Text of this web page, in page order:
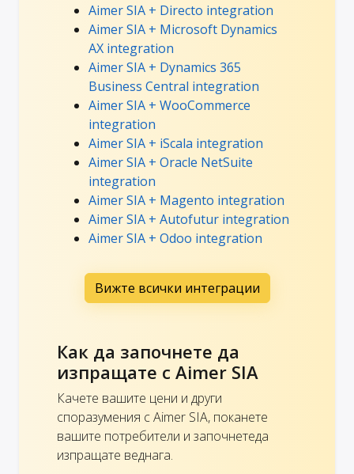
Aimer SIA + Directo integration
Aimer SIA + Microsoft Dynamics
AX integration
Aimer SIA + Dynamics 365
Business Central integration
Aimer SIA + WooCommerce
integration
Aimer SIA + iScala integration
Aimer SIA + Oracle NetSuite
integration
Aimer SIA + Magento integration
Aimer SIA + Autofutur integration
Aimer SIA + Odoo integration
Вижте всички интеграции
Как да започнете да
изпращате с Aimer SIA
Качете вашите цени и други
споразумения с Aimer SIA, поканете
вашите потребители и започнетеда
изпращате веднага.